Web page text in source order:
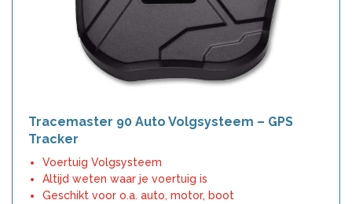
Tracemaster 90 Auto Volgsysteem – GPS
Tracker
Voertuig Volgsysteem
Altijd weten waar je voertuig is
Geschikt voor o.a. auto, motor, boot